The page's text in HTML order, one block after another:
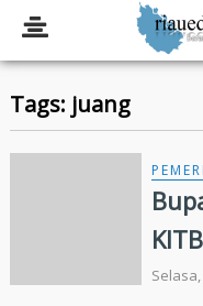
Tags: juang
Selasa,